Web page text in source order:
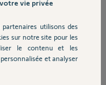
Pouvez vous m'indiquer
vie privée
utilisons des
sur notre site pour les
le contenu et les
et analyser